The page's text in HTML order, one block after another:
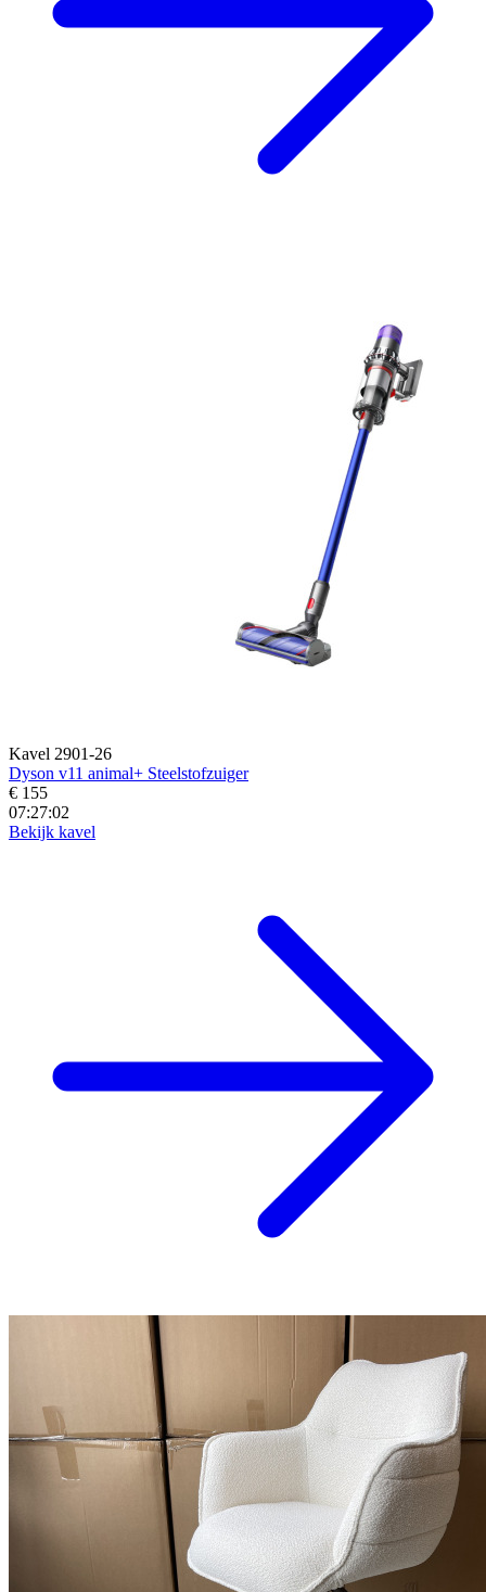
Kavel 2901-26
Dyson v11 animal+ Steelstofzuiger
€ 155
07:27:01
Bekijk kavel